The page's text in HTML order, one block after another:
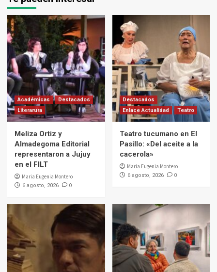
Académicas
Destacados
Literarura
Meliza Ortiz y
Almadegoma Editorial
representaron a Jujuy
en el FILT
Maria Eugenia Montero
6 agosto, 2026 0
Destacados
Enlace Actualidad
Teatro
Teatro tucumano en El
Pasillo: «Del aceite a la
cacerola»
Maria Eugenia Montero
6 agosto, 2026 0